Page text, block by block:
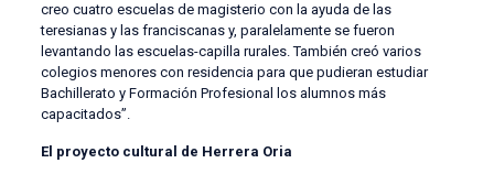
creo cuatro escuelas de magisterio con la ayuda de las
teresianas y las franciscanas y, paralelamente se fueron
levantando las escuelas-capilla rurales. También creó varios
colegios menores con residencia para que pudieran estudiar
Bachillerato y Formación Profesional los alumnos más
capacitados”.
El proyecto cultural de Herrera Oria